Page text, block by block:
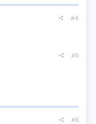
#4
#5
#6